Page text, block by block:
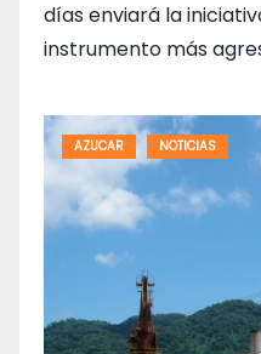
días enviará la
instrumento más
AZUCAR NOTICIAS